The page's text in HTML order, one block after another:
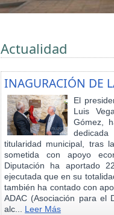
Actualidad
INAGURACIÓN DE
El
Luis
Gómez,
titularidad municipal, tras
sometida con apoyo
Diputación ha aportado
ejecutada que en su
también ha contado con
ADAC (Asociación para el
alc... Leer Más